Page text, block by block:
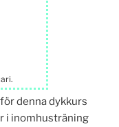
denna dykkurs
i inomhusträning